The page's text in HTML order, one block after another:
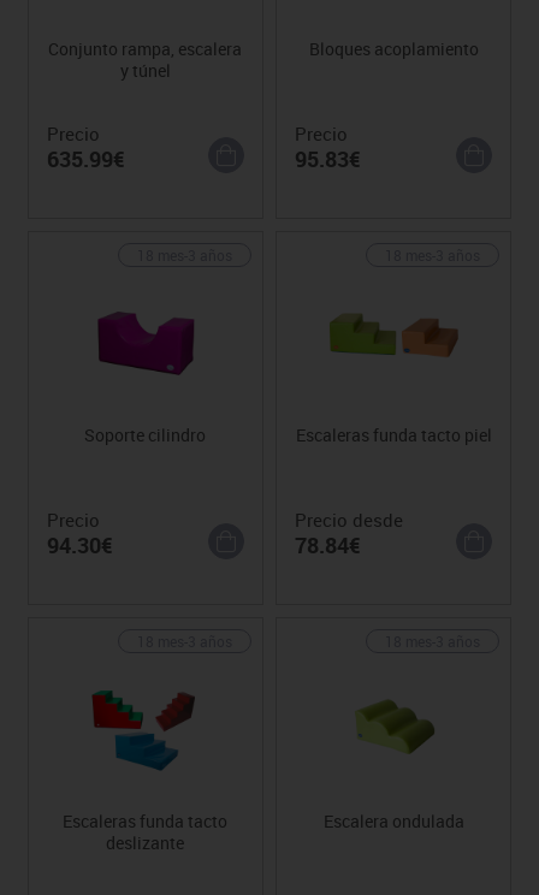
Conjunto rampa, escalera
y túnel
Precio
635.99€
Bloques acoplamiento
Precio
95.83€
Soporte cilindro
Precio
94.30€
Escaleras funda tacto piel
Precio desde
78.84€
Escaleras funda tacto
deslizante
Escalera ondulada